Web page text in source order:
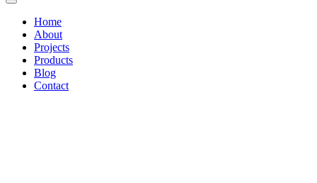
Home
About
Projects
Products
Blog
Contact